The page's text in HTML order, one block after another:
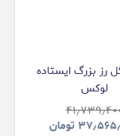
رز بزرگ ایستاده
لوکس
تومان